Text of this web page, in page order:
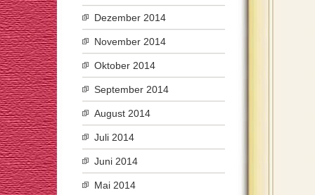
Dezember 2014
November 2014
Oktober 2014
September 2014
August 2014
Juli 2014
Juni 2014
Mai 2014